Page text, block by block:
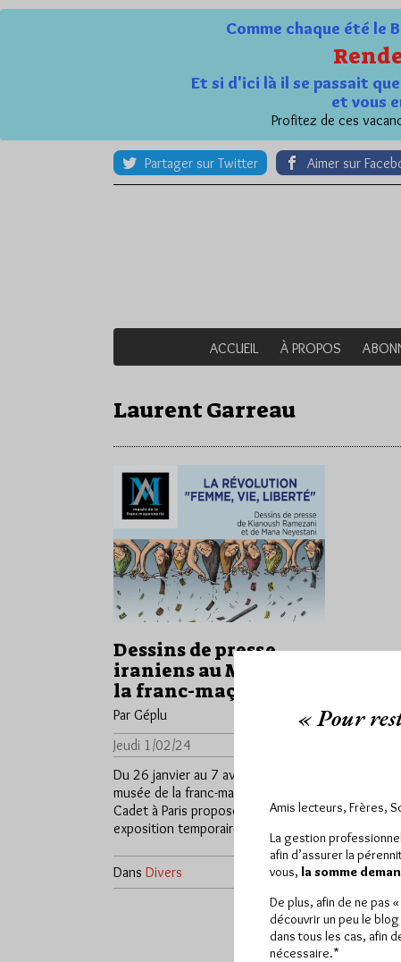
Comme chaque été le
Et si d'ici là il se passait
et vous
Profitez de ces
Partager sur Twitter Aimer sur
ACCUEIL À PROPOS
Laurent Garreau
Dessins de presse
iraniens au Musée de
la franc-maçonnerie
Par Géplu
Jeudi 1/02/24
Du 26 janvier au 7 avril 2024 le
musée de la franc-maçonnerie, rue
Cadet à Paris propose une
exposition temporaire…
Dans Divers 0 commentaire
« Pour
Amis lecteurs, Frères,
La gestion
afin d’assurer la
vous, la somme
De plus, afin de ne pas
découvrir un peu le
dans tous les cas, afin
nécessaire.*